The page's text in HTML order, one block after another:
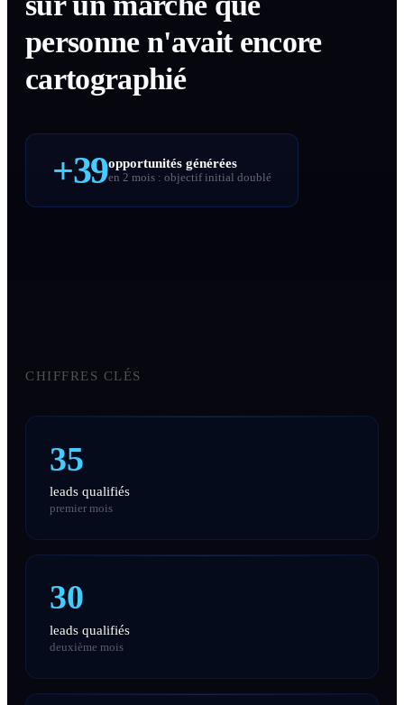
personne n'avait encore
cartographié
+39opportunités générées
en 2 mois : objectif initial doublé
CHIFFRES CLÉS
35
leads qualifiés
premier mois
30
leads qualifiés
deuxième mois